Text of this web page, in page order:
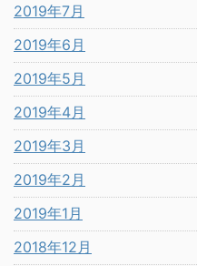
2019年7月
2019年6月
2019年5月
2019年4月
2019年3月
2019年2月
2019年1月
2018年12月